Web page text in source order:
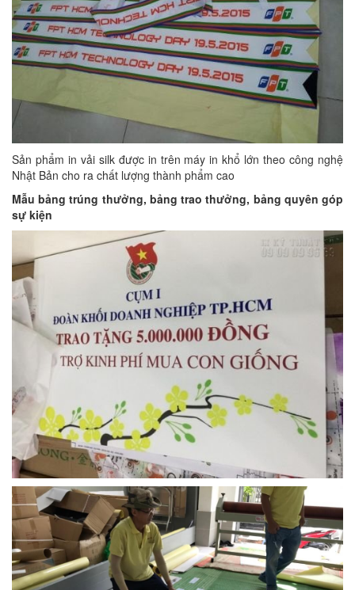
Sản phẩm in vải silk được in trên máy in khổ lớn theo công nghệ
Nhật Bản cho ra chất lượng thành phẩm cao
Mẫu bảng trúng thưởng, bảng trao thưởng, bảng quyên góp
sự kiện